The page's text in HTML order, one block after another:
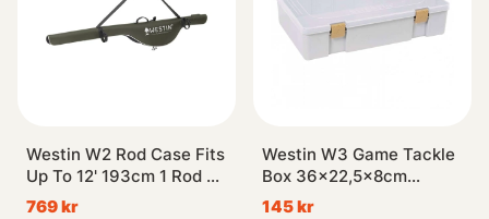
Westin W2 Rod Case Fits
Up To 12' 193cm 1 Rod W,
Reel Forest Night
769 kr
Westin W3 Game Tackle
Box 36x22,5x8cm
Grey/Clear
145 kr